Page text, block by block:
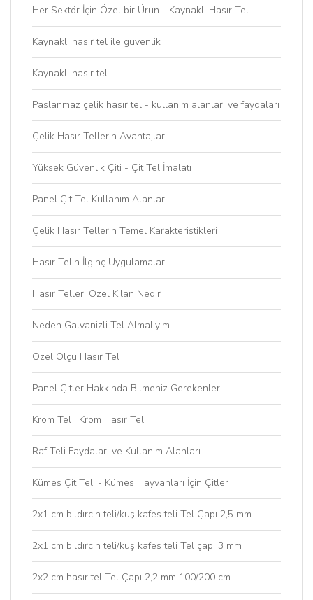
Her Sektör İçin Özel bir Ürün - Kaynaklı Hasır Tel
Kaynaklı hasır tel ile güvenlik
Kaynaklı hasır tel
Paslanmaz çelik hasır tel - kullanım alanları ve faydaları
Çelik Hasır Tellerin Avantajları
Yüksek Güvenlik Çiti - Çit Tel İmalatı
Panel Çit Tel Kullanım Alanları
Çelik Hasır Tellerin Temel Karakteristikleri
Hasır Telin İlginç Uygulamaları
Hasır Telleri Özel Kılan Nedir
Neden Galvanizli Tel Almalıyım
Özel Ölçü Hasır Tel
Panel Çitler Hakkında Bilmeniz Gerekenler
Krom Tel , Krom Hasır Tel
Raf Teli Faydaları ve Kullanım Alanları
Kümes Çit Teli - Kümes Hayvanları İçin Çitler
2x1 cm bıldırcın teli/kuş kafes teli Tel Çapı 2,5 mm
2x1 cm bıldırcın teli/kuş kafes teli Tel çapı 3 mm
2x2 cm hasır tel Tel Çapı 2,2 mm 100/200 cm